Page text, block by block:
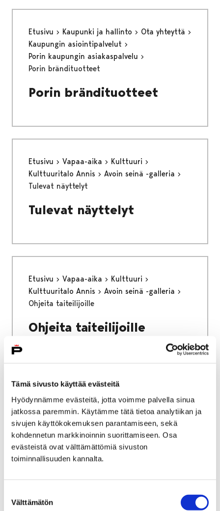
Tämä sivusto käyttää evästeitä
Hyödynnämme evästeitä, jotta voimme palvella sinua
jatkossa paremmin. Käytämme tätä tietoa analytiikan ja
sivujen käyttökokemuksen parantamiseen, sekä
kohdennetun markkinoinnin suorittamiseen. Osa
evästeistä ovat välttämättömiä sivuston
toiminnallisuuden kannalta.
valinta
Välttämätön
Etusivu Kaupunki ja hallinto
Ota yhteyttä
Kaupungin asiointipalvelut
Porin kaupungin asiakaspalvelu
Porin brändituotteet
Porin brändituotteet
Etusivu Vapaa-aika
Kulttuuri
Kulttuuritalo Annis
Avoin seinä -galleria
Tulevat näyttelyt
Tulevat näyttelyt
Etusivu Vapaa-aika
Kulttuuri
Kulttuuritalo Annis
Avoin seinä -galleria
Ohjeita taiteilijoille
Ohjeita taiteilijoille
Etusivu Vapaa-aika
Nuoret
Kulttuuritalo Annis
Kulttuuritalo Annis
Etusivu